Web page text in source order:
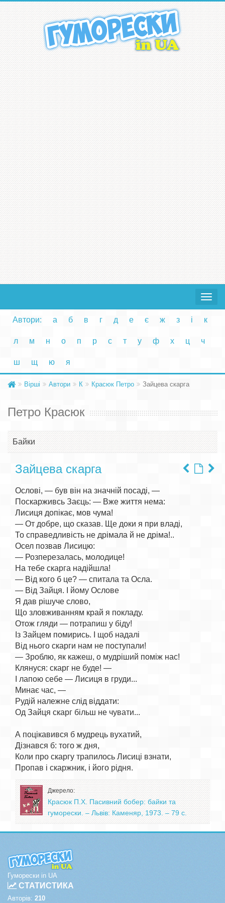
Toggle
Автори: а б в г д е є ж з і к
л м н о п р с т у ф х ц ч
ш щ ю я
Вірші Автори К Красюк Петро Зайцева скарга
Петро Красюк
Байки
Зайцева скарга
Ослові, — був він на значній посаді, —
Поскарживсь Заєць: — Вже життя нема:
Лисиця допікає, мов чума!
— От добре, що сказав. Ще доки я при владі,
То справедливість не дрімала й не дріма!..
Осел позвав Лисицю:
— Розперезалась, молодице!
На тебе скарга надійшла!
— Від кого б це? — спитала та Осла.
— Від Зайця. І йому Ослове
Я дав рішуче слово,
Що зловживанням край я покладу.
Отож гляди — потрапиш у біду!
Із Зайцем помирись. І щоб надалі
Від нього скарги нам не поступали!
— Зроблю, як кажеш, о мудріший поміж нас!
Клянуся: скарг не буде! —
І лапою себе — Лисиця в груди...
Минає час, —
Рудій належне слід віддати:
Од Зайця скарг більш не чувати...
А поцікавився б мудрець вухатий,
Дізнався б: того ж дня,
Коли про скаргу трапилось Лисиці взнати,
Джерело:
Красюк П.Х. Пасивний бобер: байки та
гуморески. – Львів: Каменяр, 1973. – 79 с.
Гуморески in UA
СТАТИСТИКА
Авторів: 210